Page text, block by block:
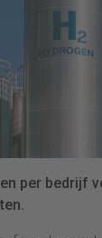
per bedrijf